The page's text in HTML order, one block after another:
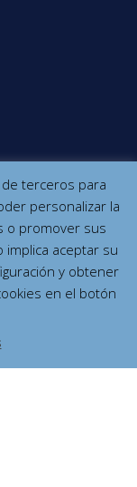
terceros para
personalizar la
o promover sus
implica aceptar su
y obtener
en el botón